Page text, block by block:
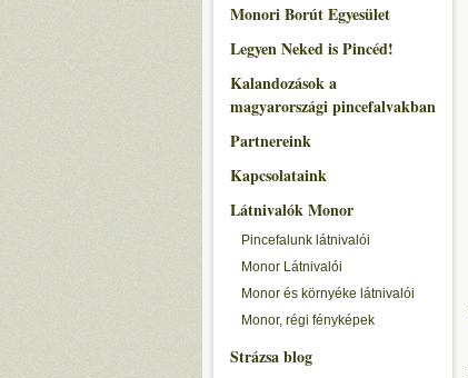
Monori Borút Egyesület
Legyen Neked is Pincéd!
Kalandozások a
magyarországi pincefalvakban
Partnereink
Kapcsolataink
Látnivalók Monor
Pincefalunk látnivalói
Monor Látnivalói
Monor és környéke látnivalói
Monor, régi fényképek
Strázsa blog